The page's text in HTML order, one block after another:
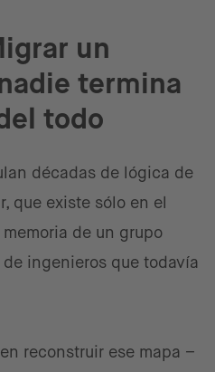
un
termina
todo
décadas de lógica de
que existe sólo en el
de un grupo
ingenieros que todavía
reconstruir ese mapa –